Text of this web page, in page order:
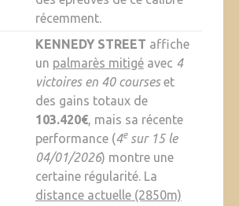
récemment.
KENNEDY STREET affiche
un palmarès mitigéavec 4
victoires en 40 courseset
des gains totaux de
103.420€, mais sa récente
performance (4esur 15 le
04/01/2026) montre une
certaine régularité. La
distance actuelle (2850m)